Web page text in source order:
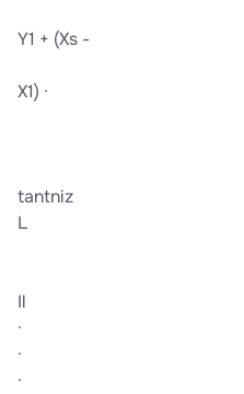
Y1 + (Xs -
X1) ·
tantniz
L
Il
·
·
·